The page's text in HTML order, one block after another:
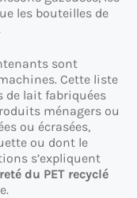
les bouteilles de
sont
Cette liste
de lait fabriquées
ménagers ou
ou écrasées,
ou dont le
s’expliquent
du PET recyclé